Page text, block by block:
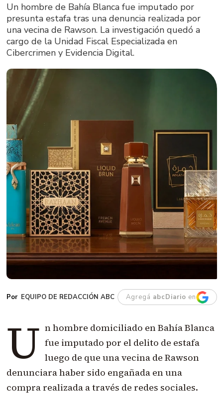
Un hombre de Bahía Blanca fue imputado por
presunta estafa tras una denuncia realizada por
una vecina de Rawson. La investigación quedó a
cargo de la Unidad Fiscal Especializada en
Cibercrimen y Evidencia Digital.
EQUIPO DE REDACCIÓN ABC Agregá abcDiario en
U n hombre domiciliado en Bahía Blanca
fue imputado por el delito de estafa
luego de que una vecina de Rawson
denunciara haber sido engañada en una
compra realizada a través de redes sociales.